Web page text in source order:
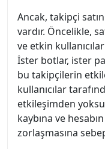
Ancak, takipçi
vardır. Öncelikle,
ve etkin
İster botlar, ister
bu takipçilerin
kullanıcılar
etkileşimden
kaybına ve
zorlaşmasına